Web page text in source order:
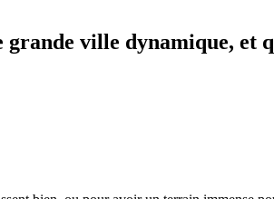
ville dynamique, et